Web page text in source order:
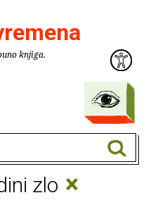
knjiga.
zlo ×